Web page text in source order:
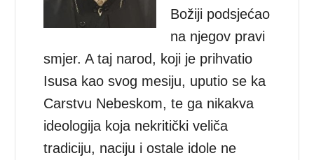
Božiji podsjećao
na njegov pravi
smjer. A taj narod, koji je prihvatio
Isusa kao svog mesiju, uputio se ka
Carstvu Nebeskom, te ga nikakva
ideologija koja nekritički veliča
tradiciju, naciju i ostale idole ne